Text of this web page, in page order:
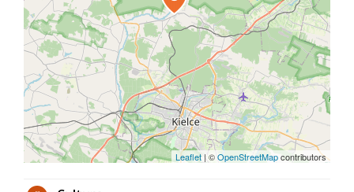
Leaflet |©OpenStreetMapcontributors